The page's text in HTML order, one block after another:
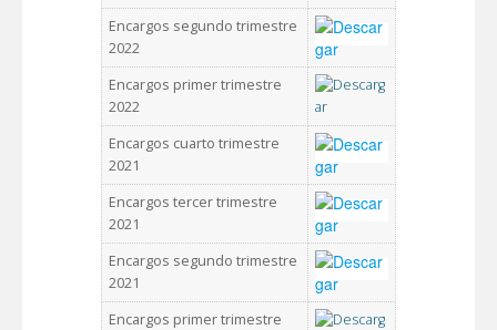
Encargos segundo trimestre
2022
Encargos primer trimestre
2022
Encargos cuarto trimestre
2021
Encargos tercer trimestre
2021
Encargos segundo trimestre
2021
Encargos primer trimestre